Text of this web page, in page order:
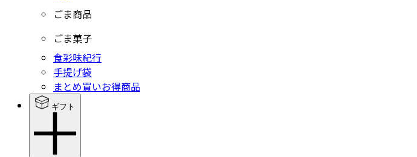
ごま商品
ごま菓子
食彩味紀行
手提げ袋
まとめ買いお得商品
ギフト